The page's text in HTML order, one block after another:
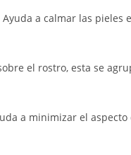
a calmar las pieles
el rostro, esta se
a minimizar el